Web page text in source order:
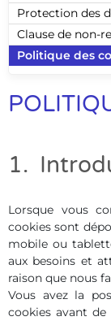
Protection des
Clause de non-
Politique des
1.
Lorsque vous
cookies sont
mobile ou
aux besoins et
raison que nous
Vous avez la
cookies avant